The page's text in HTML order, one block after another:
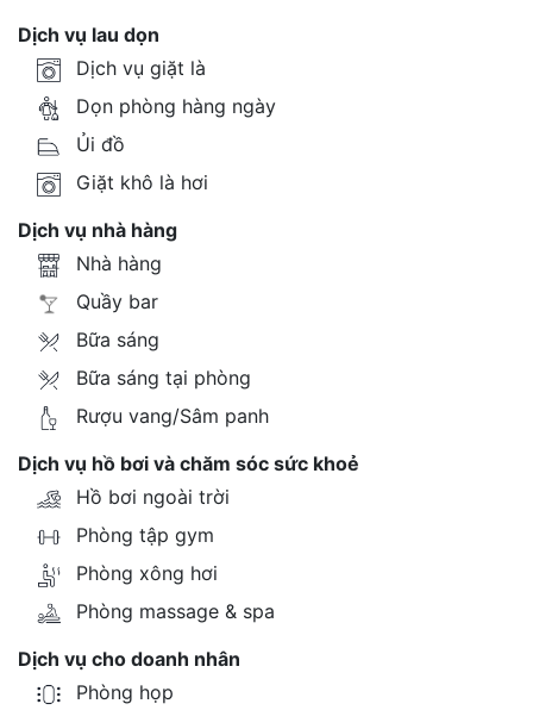
Dịch vụ lau dọn
Dịch vụ giặt là
Dọn phòng hàng ngày
Ủi đồ
Giặt khô là hơi
Dịch vụ nhà hàng
Nhà hàng
Quầy bar
Bữa sáng
Bữa sáng tại phòng
Rượu vang/Sâm panh
Dịch vụ hồ bơi và chăm sóc sức khoẻ
Hồ bơi ngoài trời
Phòng tập gym
Phòng xông hơi
Phòng massage & spa
Dịch vụ cho doanh nhân
Phòng họp